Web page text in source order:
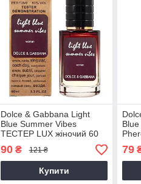
Dolce & Gabbana Light
Blue Summer Vibes
ТЕСТЕР LUX жіночий 60
мл
90₴ 121 ₴
Купити
79